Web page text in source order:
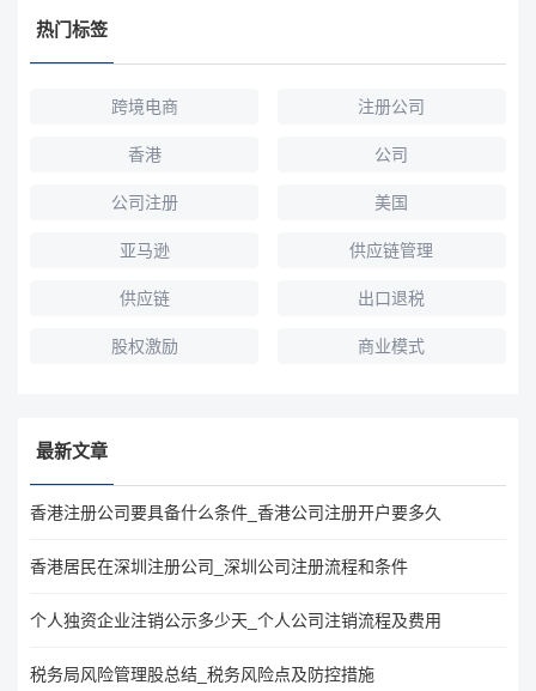
热门标签
跨境电商 注册公司
香港 公司
公司注册 美国
亚马逊 供应链管理
供应链 出口退税
股权激励 商业模式
最新文章
香港注册公司要具备什么条件_香港公司注册开户要多久
香港居民在深圳注册公司_深圳公司注册流程和条件
个人独资企业注销公示多少天_个人公司注销流程及费用
税务局风险管理股总结_税务风险点及防控措施